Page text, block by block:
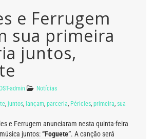
e Ferrugem
sua primeira
juntos,
admin Notícias
juntos lançam parceria Péricles primeira sua
e Ferrugem anunciaram nesta quinta-feira
juntos:“Foguete”. A canção será